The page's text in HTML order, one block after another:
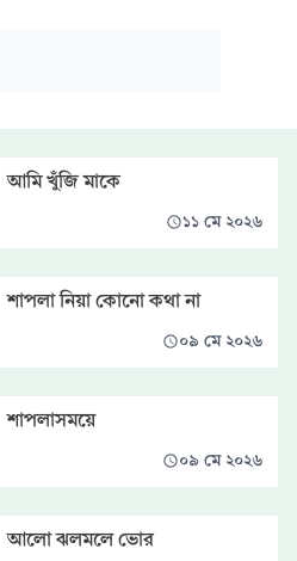
আমি খুঁজি মাকে
১১ মে ২০২৬
শাপলা নিয়া কোনো কথা না
০৯ মে ২০২৬
শাপলাসময়ে
০৯ মে ২০২৬
আলো ঝলমলে ভোর